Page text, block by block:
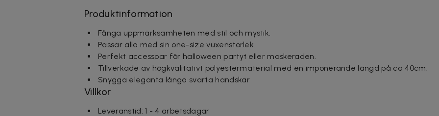
Produktinformation
Fånga uppmärksamheten med stil och mystik.
Passar alla med sin one-size vuxenstorlek.
Perfekt accessoar för halloween partyt eller maskeraden.
Tillverkade av högkvalitativt polyestermaterial med en imponerande längd på ca 40cm.
Snygga eleganta långa svarta handskar
Villkor
Leveranstid: 1 - 4 arbetsdagar